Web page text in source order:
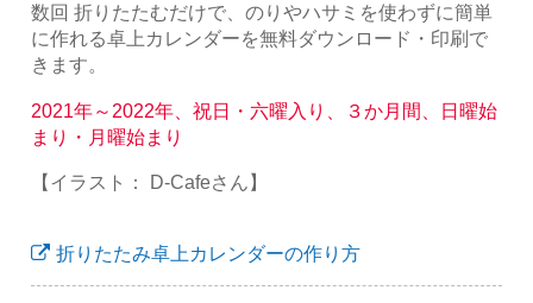
数回 折りたたむだけで、のりやハサミを使わずに簡単
に作れる卓上カレンダーを無料ダウンロード・印刷で
きます。
2021年～2022年、祝日・六曜入り、３か月間、日曜始
まり・月曜始まり
【イラスト： D-Cafeさん】
折りたたみ卓上カレンダーの作り方